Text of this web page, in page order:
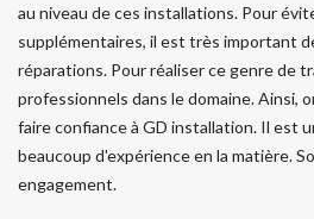
au niveau de ces installations. Pour
supplémentaires, il est très important
réparations. Pour réaliser ce genre de
professionnels dans le domaine. Ainsi,
faire confiance à GD installation. Il est
beaucoup d'expérience en la matière.
engagement.